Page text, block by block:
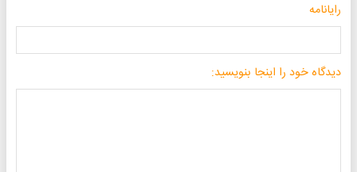
رایانامه
دیدگاه خود را اینجا بنویسید: